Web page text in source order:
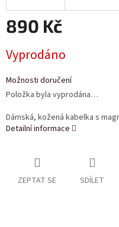
890 Kč
cena:
Vyprodáno
Možnosti doručení
Položka byla vyprodána…
Dámská, kožená kabelka s
Detailní informace
ZEPTAT SE SDÍLET